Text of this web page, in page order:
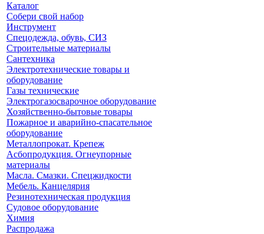
Каталог
Собери свой набор
Инструмент
Спецодежда, обувь, СИЗ
Строительные материалы
Сантехника
Электротехнические товары и
оборудование
Газы технические
Электрогазосварочное оборудование
Хозяйственно-бытовые товары
Пожарное и аварийно-спасательное
оборудование
Металлопрокат. Крепеж
Асбопродукция. Огнеупорные
материалы
Масла. Смазки. Спецжидкости
Мебель. Канцелярия
Резинотехническая продукция
Судовое оборудование
Химия
Распродажа